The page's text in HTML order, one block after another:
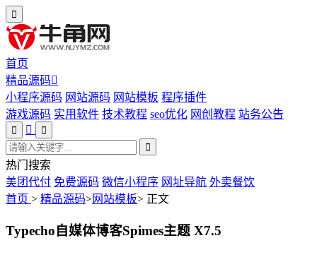
首页
精品源码
小程序源码 网站源码 网站模板 程序插件
游戏源码 实用软件 技术教程 seo优化 网创教程 站务公告
热门搜索
美团代付 免费源码 微信小程序 网址导航 外卖餐饮
首页 > 精品源码>网站模板> 正文
Typecho自媒体博客Spimes主题 X7.5